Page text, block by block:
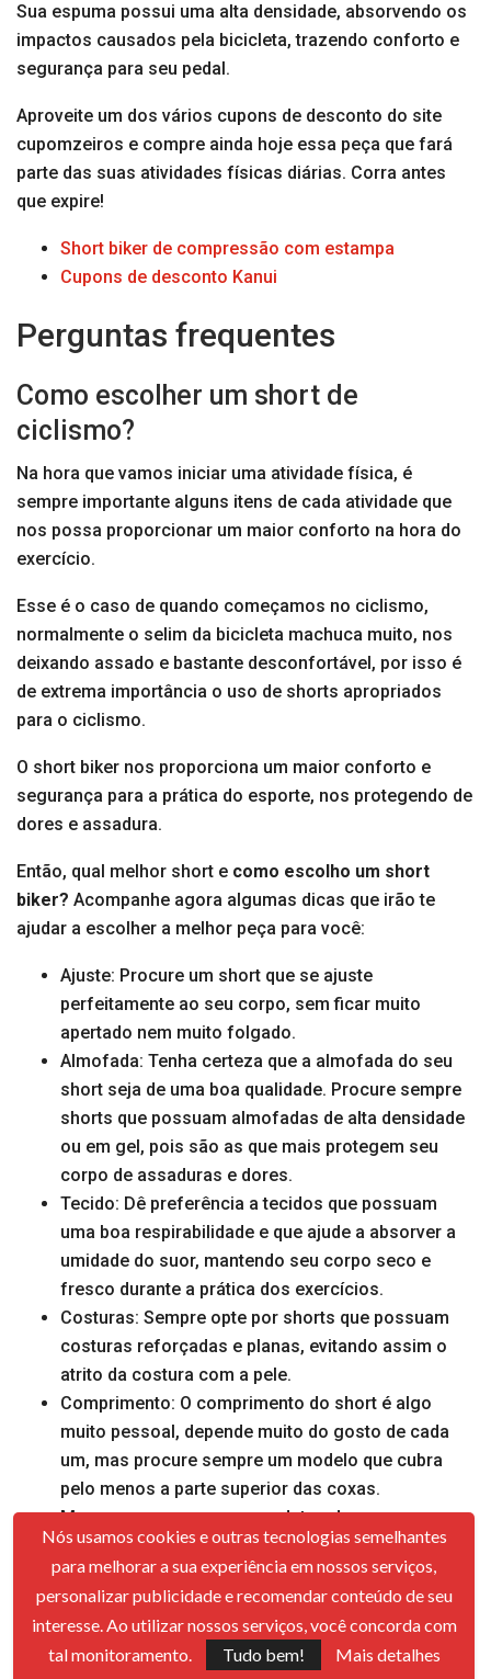
Sua espuma possui uma alta densidade, absorvendo os
impactos causados pela bicicleta, trazendo conforto e
segurança para seu pedal.
Aproveite um dos vários cupons de desconto do site
cupomzeiros e compre ainda hoje essa peça que fará
parte das suas atividades físicas diárias. Corra antes
que expire!
Short biker de compressão com estampa
Cupons de desconto Kanui
Perguntas frequentes
Como escolher um short de
ciclismo?
Na hora que vamos iniciar uma atividade física, é
sempre importante alguns itens de cada atividade que
nos possa proporcionar um maior conforto na hora do
exercício.
Esse é o caso de quando começamos no ciclismo,
normalmente o selim da bicicleta machuca muito, nos
deixando assado e bastante desconfortável, por isso é
de extrema importância o uso de shorts apropriados
para o ciclismo.
O short biker nos proporciona um maior conforto e
segurança para a prática do esporte, nos protegendo de
dores e assadura.
Então, qual melhor short e como escolho um short
biker? Acompanhe agora algumas dicas que irão te
ajudar a escolher a melhor peça para você:
Ajuste: Procure um short que se ajuste
perfeitamente ao seu corpo, sem ficar muito
apertado nem muito folgado.
Almofada: Tenha certeza que a almofada do seu
short seja de uma boa qualidade. Procure sempre
shorts que possuam almofadas de alta densidade
ou em gel, pois são as que mais protegem seu
corpo de assaduras e dores.
Tecido: Dê preferência a tecidos que possuam
uma boa respirabilidade e que ajude a absorver a
umidade do suor, mantendo seu corpo seco e
fresco durante a prática dos exercícios.
Costuras: Sempre opte por shorts que possuam
costuras reforçadas e planas, evitando assim o
atrito da costura com a pele.
Comprimento: O comprimento do short é algo
muito pessoal, depende muito do gosto de cada
um, mas procure sempre um modelo que cubra
pelo menos a parte superior das coxas.
Marca: compre sempre produtos de marcas
confiáveis e que ofereça um produto de qualidade.
Agora que você já conhece um pouco mais de como
pesquisar o melhor short biker para você, que tal
conferir nossa lista com os melhores shorts de
Nós usamos cookies e outras tecnologias semelhantes
para melhorar a sua experiência em nossos serviços,
personalizar publicidade e recomendar conteúdo de seu
interesse. Ao utilizar nossos serviços, você concorda com
tal monitoramento.
Tudo bem! Mais detalhes